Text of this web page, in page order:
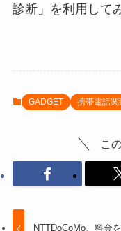
診断」を利用して
GADGET 携帯電話関
こ
NTTDoCoMo、料金